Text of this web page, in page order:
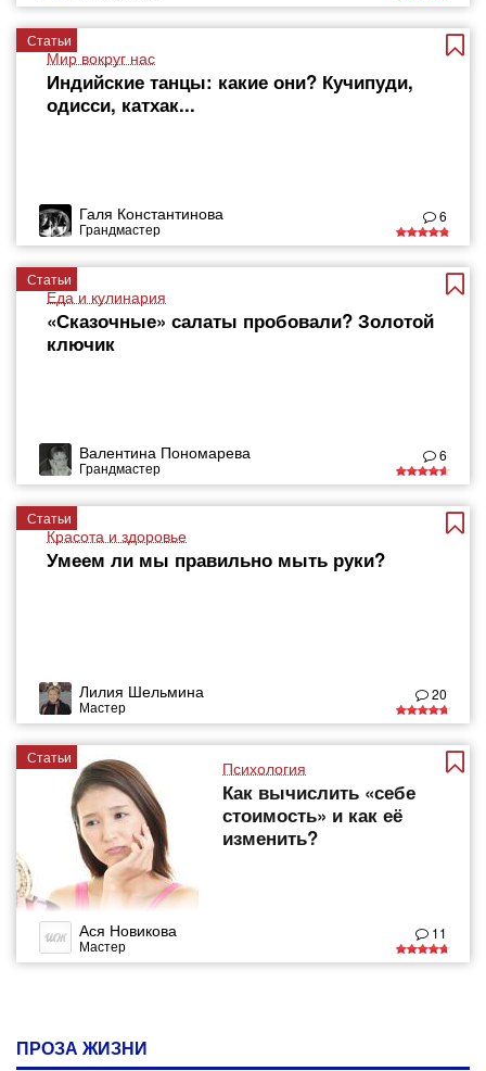
Статьи
Мир вокруг нас
Индийские танцы: какие они? Кучипуди,
одисси, катхак...
Галя Константинова
Грандмастер
6
Статьи
Еда и кулинария
«Сказочные» салаты пробовали? Золотой
ключик
Валентина Пономарева
Грандмастер
6
Статьи
Красота и здоровье
Умеем ли мы правильно мыть руки?
Лилия Шельмина
Мастер
20
Статьи
Психология
Как вычислить «себе
стоимость» и как её
изменить?
Ася Новикова
Мастер
11
ПРОЗА ЖИЗНИ